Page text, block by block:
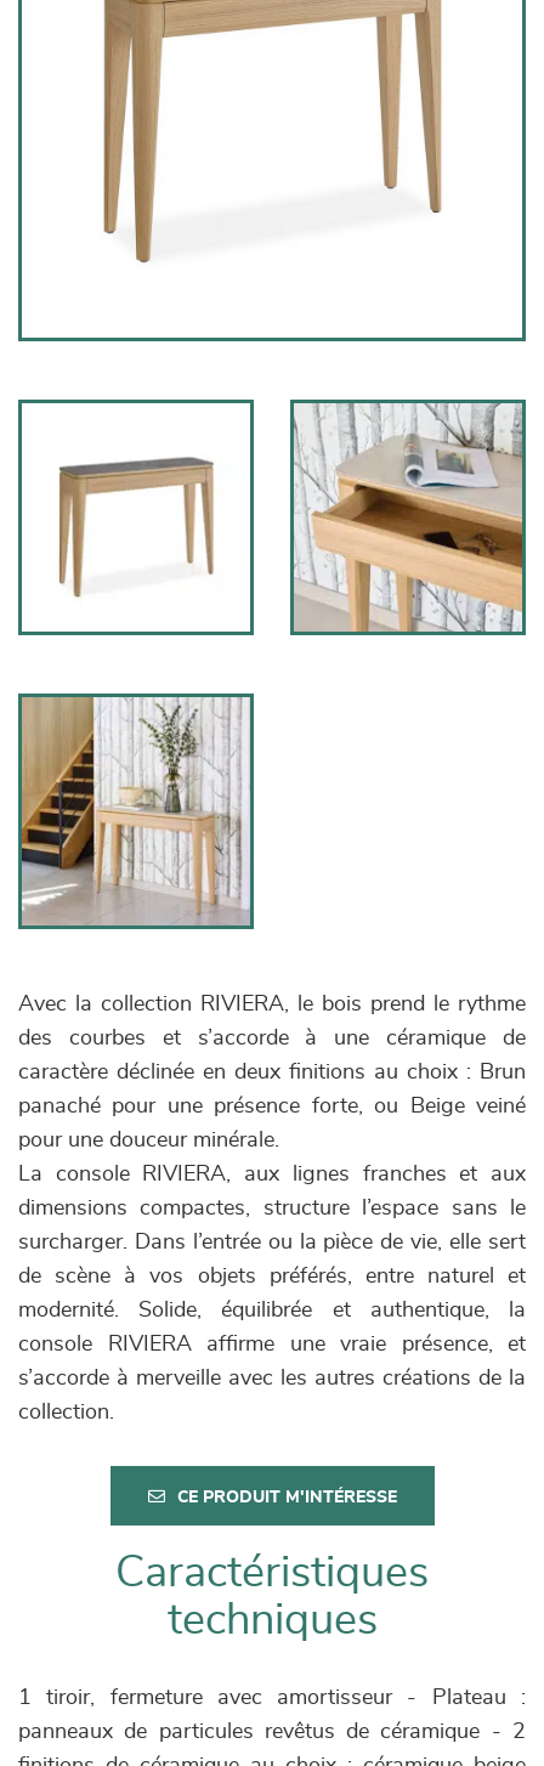
Avec la collection RIVIERA, le bois prend le rythme
des courbes et s’accorde à une céramique de
caractère déclinée en deux finitions au choix : Brun
panaché pour une présence forte, ou Beige veiné
pour une douceur minérale.
La console RIVIERA, aux lignes franches et aux
dimensions compactes, structure l’espace sans le
surcharger. Dans l’entrée ou la pièce de vie, elle sert
de scène à vos objets préférés, entre naturel et
modernité. Solide, équilibrée et authentique, la
console RIVIERA affirme une vraie présence, et
s’accorde à merveille avec les autres créations de la
collection.
CE PRODUIT M'INTÉRESSE
Caractéristiques
techniques
1 tiroir, fermeture avec amortisseur - Plateau :
panneaux de particules revêtus de céramique - 2